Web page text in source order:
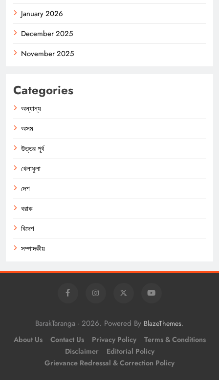
January 2026
December 2025
November 2025
Categories
অন্যান্য
অসম
উত্তর পূর্ব
খেলাধুলা
দেশ
বরাক
বিদেশ
সম্পাদকীয়
BarakTaranga - 2026. Powered By BlazeThemes.
About Us Contact Us Privacy Policy
Terms & Conditions
Disclaimer
Editorial Policy
Grievance Redressal & Correction Policy